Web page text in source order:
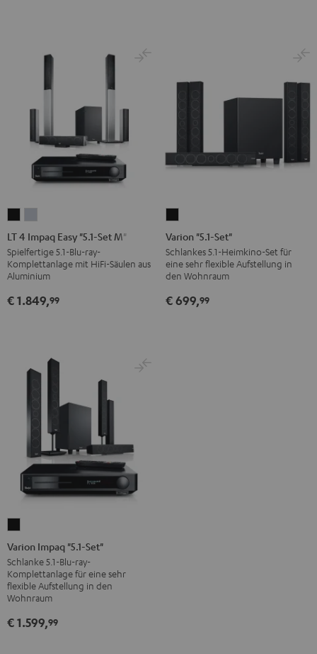
4
Impaq
Easy
"5.1-
Set
Impaq
Easy
"5.1-
Set
LT 4 Impaq Easy "5.1-Set M"
Spielfertige 5.1-Blu-ray-
Komplettanlage mit HiFi-Säulen aus
Aluminium
€ 1.849,99
"5.1-
Set"
Schwarz
Varion "5.1-Set"
Schlankes 5.1-Heimkino-Set für
eine sehr flexible Aufstellung in
den Wohnraum
€ 699,99
Impaq
"5.1-
Set"
Schwarz
Varion Impaq "5.1-Set"
Schlanke 5.1-Blu-ray-
Komplettanlage für eine sehr
flexible Aufstellung in den
Wohnraum
€ 1.599,99